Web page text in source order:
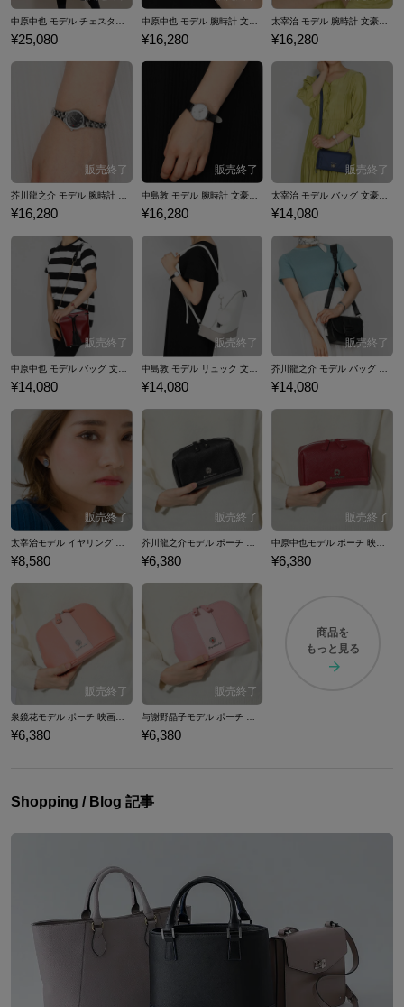
¥25,080 ¥16,280 ¥16,280
¥16,280
中島敦 モデル 腕時計 文豪ストレイドッグス
¥16,280 ¥14,080
中原中也 モデル バッグ 文豪ストレイドッグス
¥14,080
中島敦 モデル リュック 文豪ストレイドッグス
¥14,080
芥川龍之介 モデル バッグ 文豪ストレイドッグス
¥14,080
¥8,580 ¥6,380 ¥6,380
¥6,380 ¥6,380
商品を
もっと見る
Shopping / Blog 記事